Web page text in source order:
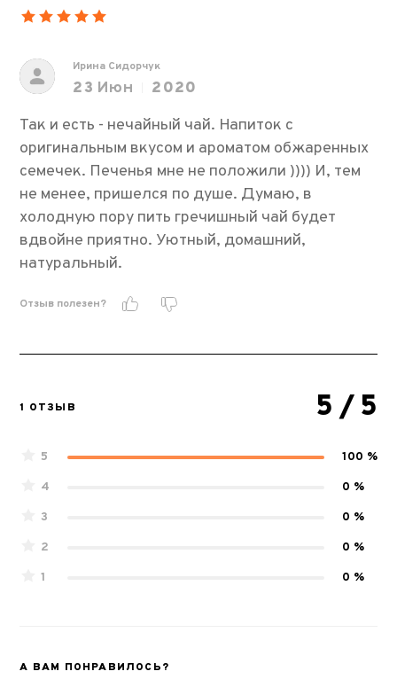
Ирина Сидорчук
23 Июн
2020
Так и есть - нечайный чай. Напиток с
оригинальным вкусом и ароматом обжаренных
семечек. Печенья мне не положили )))) И, тем
не менее, пришелся по душе. Думаю, в
холодную пору пить гречишный чай будет
вдвойне приятно. Уютный, домашний,
натуральный.
Отзыв полезен?
1 ОТЗЫВ 5 / 5
5
100 %
4
0 %
3
0 %
2
0 %
1
0 %
А ВАМ ПОНРАВИЛОСЬ?